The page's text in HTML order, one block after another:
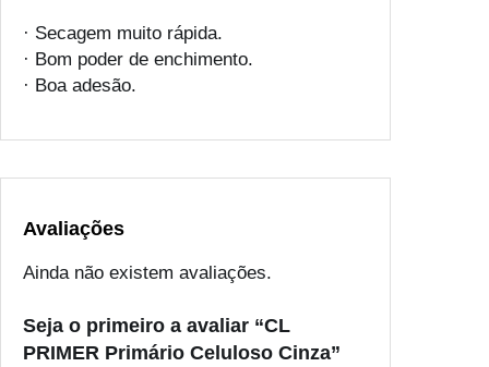
· Secagem muito rápida.
· Bom poder de enchimento.
· Boa adesão.
Avaliações
Ainda não existem avaliações.
Seja o primeiro a avaliar “CL
PRIMER Primário Celuloso Cinza”